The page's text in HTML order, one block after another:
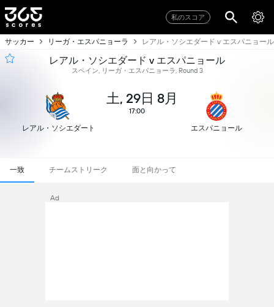
私のスコア
サッカー リーガ・エスパニョーラ レアル・ソシエダード v エスパニョール
レアル・ソシエダード v エスパニョール
スペイン, リーガ・エスパニョーラ, Round 3
レアル・ソシエダード
土, 29日 8月
17:00
エスパニョール
一致 チームストリーク 面と向かって
Ad